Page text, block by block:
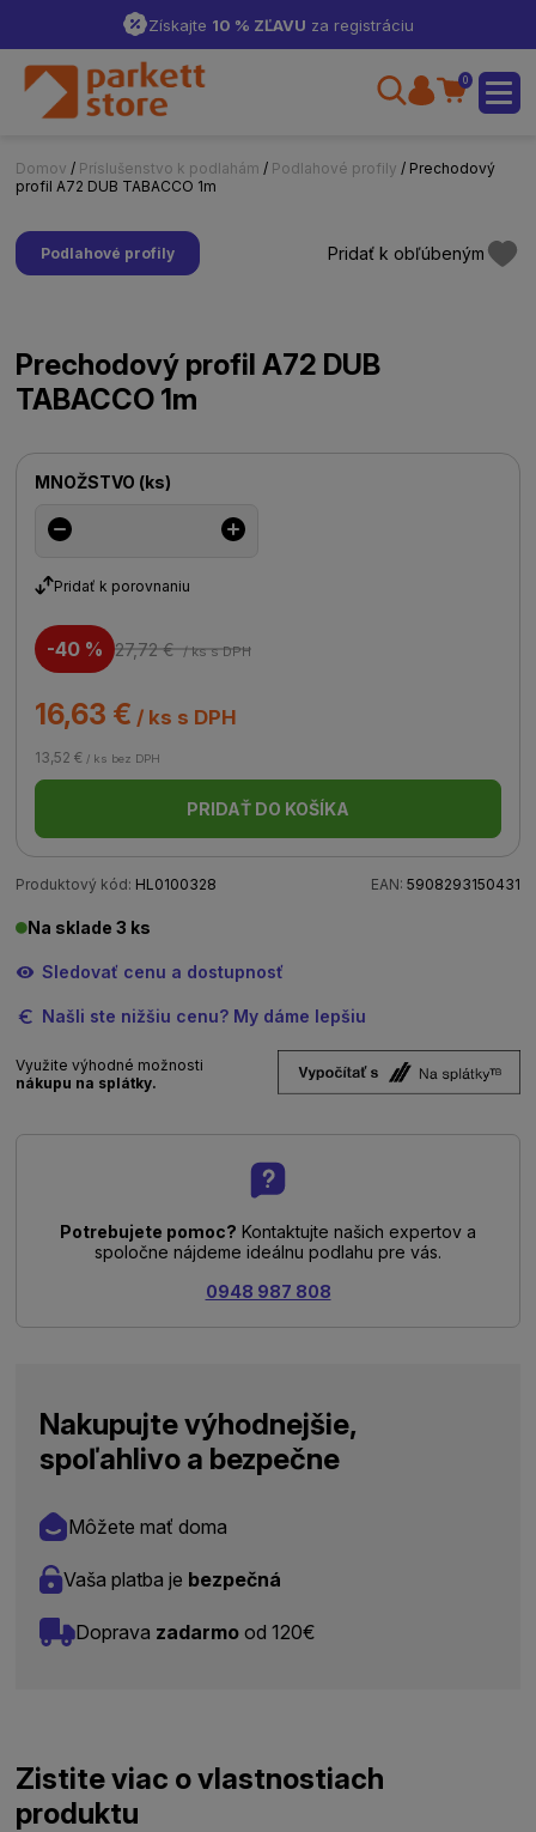
Získajte 10 % ZĽAVU za registráciu
0
Domov / Príslušenstvo k podlahám / Podlahové profily / Prechodový
profil A72 DUB TABACCO 1m
Podlahové profily Pridať k obľúbeným
Prechodový profil A72 DUB
TABACCO 1m
MNOŽSTVO (ks)
Pridať k porovnaniu
-40 % 27,72 €/ kss DPH
16,63 € / ks s DPH
13,52 € / ks bez DPH
PRIDAŤ DO KOŠÍKA
Produktový kód: HL0100328 EAN: 5908293150431
Na sklade 3 ks
Sledovať cenu a dostupnosť
Našli ste nižšiu cenu? My dáme lepšiu
Využite výhodné možnosti
nákupu na splátky.
Potrebujete pomoc? Kontaktujte našich expertov a
spoločne nájdeme ideálnu podlahu pre vás.
0948 987 808
Nakupujte výhodnejšie,
spoľahlivo a bezpečne
Môžete mať doma
Vaša platba je bezpečná
Doprava zadarmo od 120€
Zistite viac o vlastnostiach
produktu